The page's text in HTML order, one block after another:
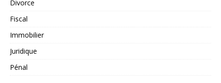
Divorce
Fiscal
Immobilier
Juridique
Pénal